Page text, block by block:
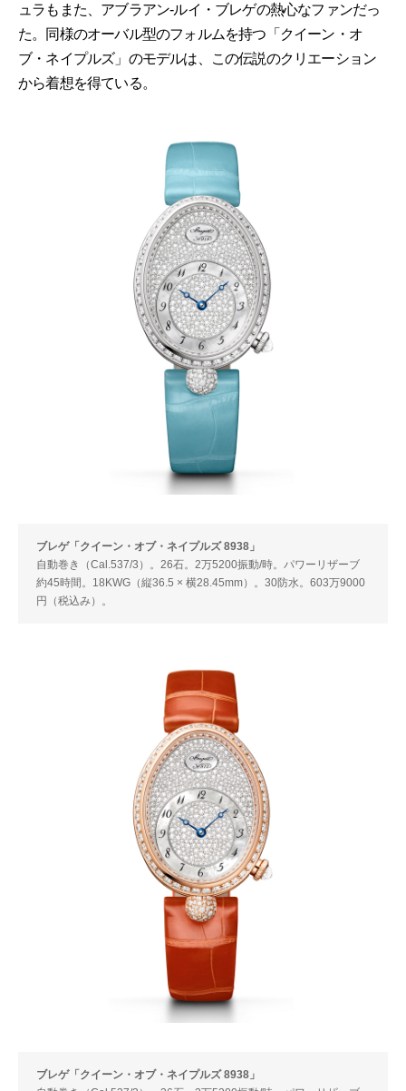
ュラもまた、アブラアン-ルイ・ブレゲの熱心なファンだっ
た。同様のオーバル型のフォルムを持つ「クイーン・オ
ブ・ネイプルズ」のモデルは、この伝説のクリエーション
から着想を得ている。
ブレゲ「クイーン・オブ・ネイプルズ 8938」
自動巻き（Cal.537/3）。26石。2万5200振動/時。パワーリザーブ
約45時間。18KWG（縦36.5 × 横28.45mm）。30防水。603万9000
円（税込み）。
ブレゲ「クイーン・オブ・ネイプルズ 8938」